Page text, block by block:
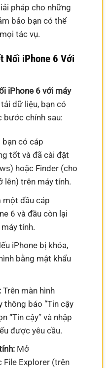
pháp cho những
bảo bạn có thể
tác vụ.
Nối iPhone 6 Với
iPhone 6 với máy
dữ liệu, bạn có
bước chính sau:
có cáp
tốt và đã cài đặt
hoặc Finder (cho
lên) trên máy tính.
một đầu cáp
6 và đầu còn lại
tính.
iPhone bị khóa,
bằng mật khẩu
Trên màn hình
thông báo “Tin cậy
“Tin cậy” và nhập
được yêu cầu.
Mở
File Explorer (trên